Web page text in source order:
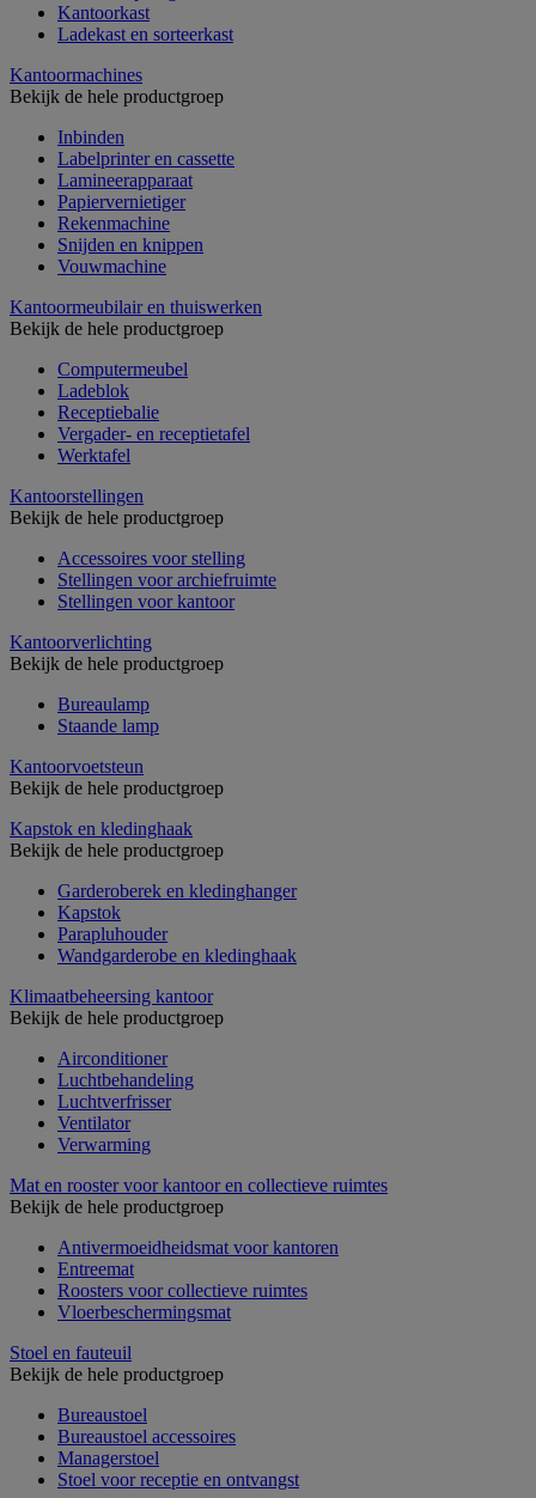
Kantoorkast
Ladekast en sorteerkast
Kantoormachines
Bekijk de hele productgroep
Inbinden
Labelprinter en cassette
Lamineerapparaat
Papiervernietiger
Rekenmachine
Snijden en knippen
Vouwmachine
Kantoormeubilair en thuiswerken
Bekijk de hele productgroep
Computermeubel
Ladeblok
Receptiebalie
Vergader- en receptietafel
Werktafel
Kantoorstellingen
Bekijk de hele productgroep
Accessoires voor stelling
Stellingen voor archiefruimte
Stellingen voor kantoor
Kantoorverlichting
Bekijk de hele productgroep
Bureaulamp
Staande lamp
Kantoorvoetsteun
Bekijk de hele productgroep
Kapstok en kledinghaak
Bekijk de hele productgroep
Garderoberek en kledinghanger
Kapstok
Parapluhouder
Wandgarderobe en kledinghaak
Klimaatbeheersing kantoor
Bekijk de hele productgroep
Airconditioner
Luchtbehandeling
Luchtverfrisser
Ventilator
Verwarming
Mat en rooster voor kantoor en collectieve ruimtes
Bekijk de hele productgroep
Antivermoeidheidsmat voor kantoren
Entreemat
Roosters voor collectieve ruimtes
Vloerbeschermingsmat
Stoel en fauteuil
Bekijk de hele productgroep
Bureaustoel
Bureaustoel accessoires
Managerstoel
Stoel voor receptie en ontvangst